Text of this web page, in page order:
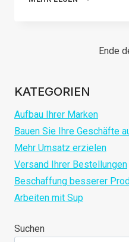
EINEN
ANBIETER
IN
CHINA?
Ende
KATEGORIEN
Aufbau Ihrer Marken
Bauen Sie Ihre Geschäfte
Mehr Umsatz erzielen
Versand Ihrer Bestellungen
Beschaffung besserer
Arbeiten mit Sup
Suchen